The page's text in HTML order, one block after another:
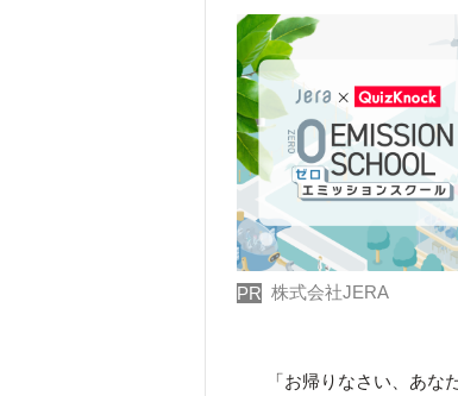
PR 株式会社JERA
「お帰りなさい、あ